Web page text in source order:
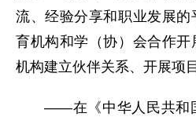
流、经验分享和职业发展
育机构和学（协）会合作
机构建立伙伴关系、开展项
——在《中华人民共和